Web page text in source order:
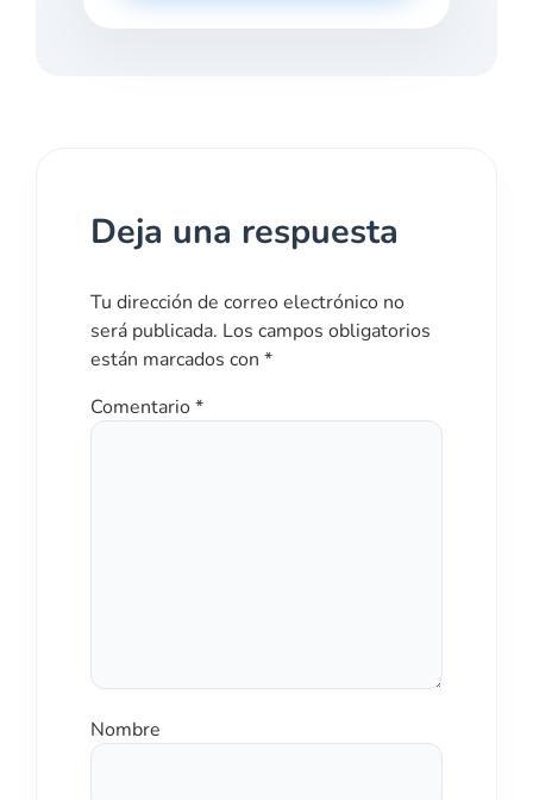
N
Deja una respuesta
Tu dirección de correo electrónico no
será publicada. Los campos obligatorios
están marcados con *
Comentario*
Nombre